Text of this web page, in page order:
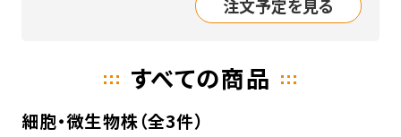
注文予定を見る
すべての商品
細胞・微生物株（全3件）